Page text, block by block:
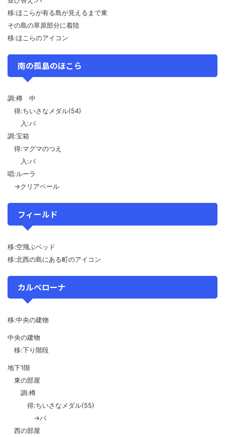
移:ほこらが有る島が見えるまで東
その島の草原部分に着陸
移:ほこらのアイコン
南の孤島のほこら
調:樽 中
得:ちいさなメダル(54)
入:バ
調:宝箱
得:マグマのつえ
入:バ
唱:ルーラ
→クリアベール
フィールド
移:空飛ぶベッド
移:北西の島にある町のアイコン
カルベローナ
移:中央の建物
中央の建物
移:下り階段
地下1階
東の部屋
調:樽
得:ちいさなメダル(55)
→バ
西の部屋